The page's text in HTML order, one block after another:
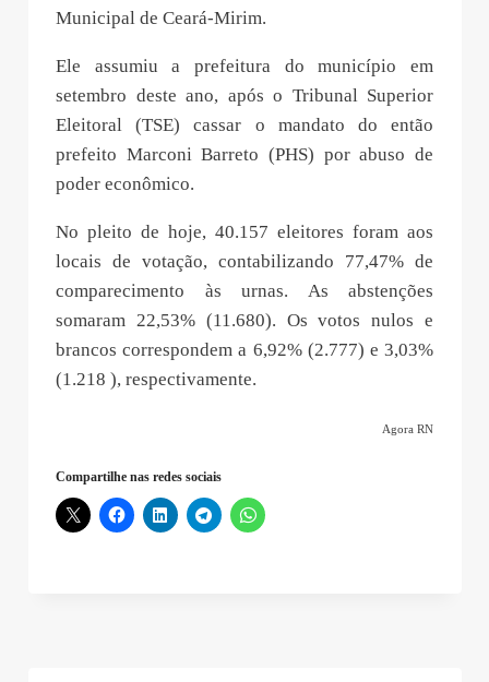
Municipal de Ceará-Mirim.
Ele assumiu a prefeitura do município em
setembro deste ano, após o Tribunal Superior
Eleitoral (TSE) cassar o mandato do então
prefeito Marconi Barreto (PHS) por abuso de
poder econômico.
No pleito de hoje, 40.157 eleitores foram aos
locais de votação, contabilizando 77,47% de
comparecimento às urnas. As abstenções
somaram 22,53% (11.680). Os votos nulos e
brancos correspondem a 6,92% (2.777) e 3,03%
(1.218 ), respectivamente.
Agora RN
Compartilhe nas redes sociais